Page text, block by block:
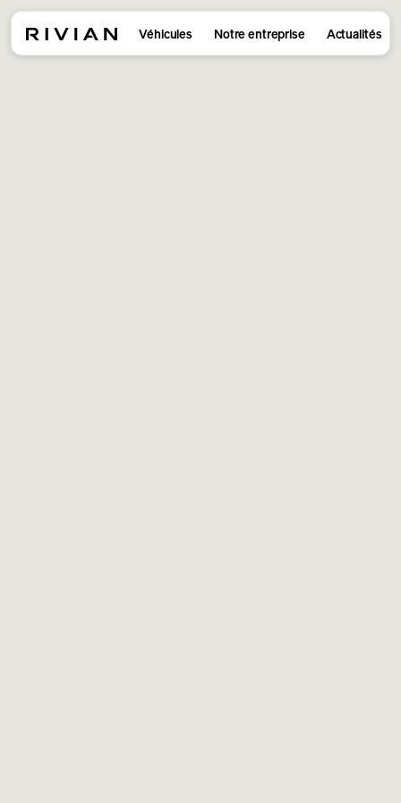
Véhicules Notre entreprise Actualités